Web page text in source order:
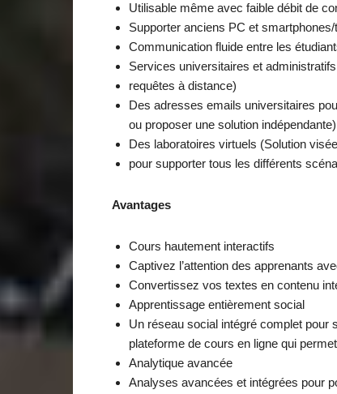
Utilisable même avec faible débit de
Supporter anciens PC et
Communication fluide entre les
Services universitaires et
requêtes à distance)
Des adresses emails universitaires
ou proposer une solution indépendante)
Des laboratoires virtuels (Solution
pour supporter tous les différents
Avantages
Cours hautement interactifs
Captivez l’attention des apprenants
Convertissez vos textes en contenu
Apprentissage entièrement social
Un réseau social intégré complet pour
plateforme de cours en ligne qui
Analytique avancée
Analyses avancées et intégrées pour